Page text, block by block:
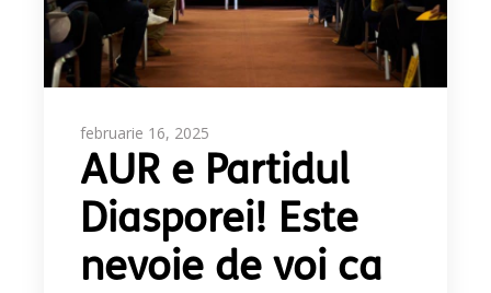
februarie 16, 2025
AUR e Partidul
Diasporei! Este
nevoie de voi ca